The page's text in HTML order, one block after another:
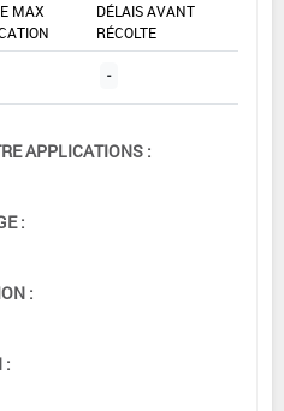
MAX
DÉLAIS AVANT
RÉCOLTE
-
APPLICATIONS :
:
:
: